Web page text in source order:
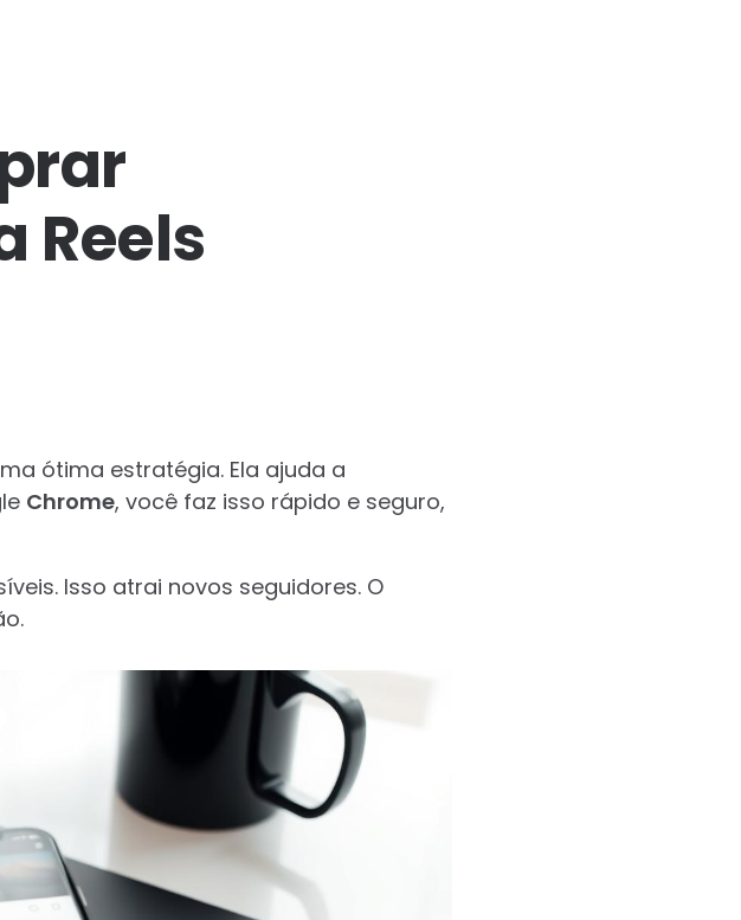
Reels
ótima estratégia. Ela ajuda a
Chrome, você faz isso rápido e seguro,
Isso atrai novos seguidores. O